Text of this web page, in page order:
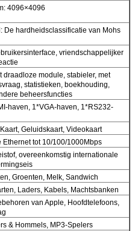
4096×4096
De hardheidsclassificatie van Mohs
vriendschappelijker
draadloze module, stabieler, met
statistieken, boekhouding,
beheersfuncties
haven, 1*VGA-haven, 1*RS232-
Geluidskaart, Videokaart
Ethernet tot 10/100/1000Mbps
overeenkomstig internationale
Groenten, Melk, Sandwich
Laders, Kabels, Machtsbanken
van Apple, Hoofdtelefoons,
& Hommels, MP3-Spelers